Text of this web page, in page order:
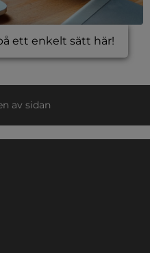
ett enkelt sätt här!
av sidan